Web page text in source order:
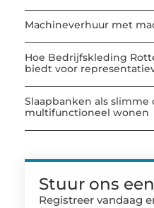
Machineverhuur met
Hoe Bedrijfskleding
biedt voor
Slaapbanken als slimme
multifunctioneel wonen
Stuur ons
Registreer vandaag